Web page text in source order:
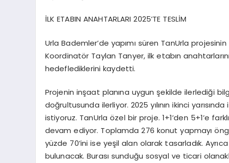
İLK ETABIN ANAHTARLARI 2025’TE TESLİM
Urla Bademler’de yapımı süren TanUrla
Koordinatör Taylan Tanyer, ilk etabın
hedeflediklerini kaydetti.
Projenin inşaat planına uygun şekilde ilerlediği
doğrultusunda ilerliyor. 2025 yılının ikinci
istiyoruz. TanUrla özel bir proje. 1+1’den 5+1’e
devam ediyor. Toplamda 276 konut yapmayı
yüzde 70’ini ise yeşil alan olarak tasarladık.
bulunacak. Burası sunduğu sosyal ve ticari